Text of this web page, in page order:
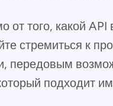
от того, какой
стремиться к
передовым
подходит